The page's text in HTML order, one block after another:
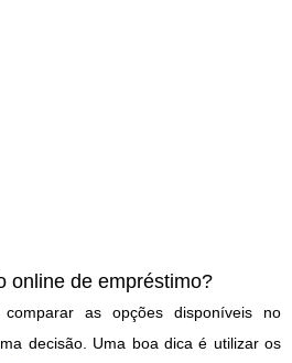
online de empréstimo?
as opções disponíveis no
decisão. Uma boa dica é utilizar os